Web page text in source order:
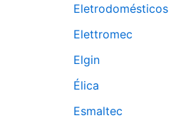
Eletrodomésticos
Elettromec
Elgin
Élica
Esmaltec